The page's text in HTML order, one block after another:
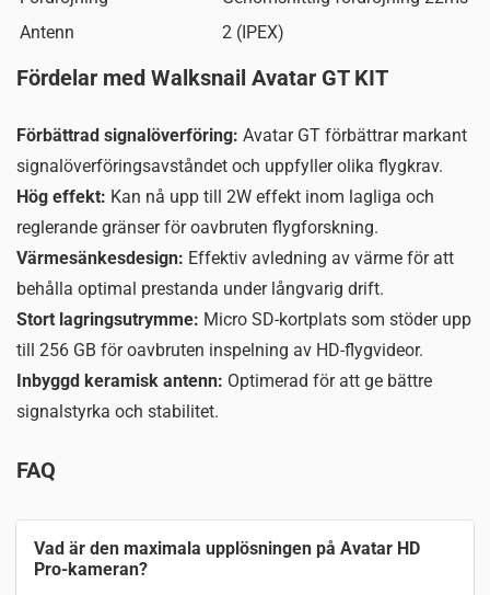
Antenn
2 (IPEX)
Fördelar med Walksnail Avatar GT KIT
Förbättrad signalöverföring: Avatar GT förbättrar markant
signalöverföringsavståndet och uppfyller olika flygkrav.
Hög effekt: Kan nå upp till 2W effekt inom lagliga och
reglerande gränser för oavbruten flygforskning.
Värmesänkesdesign: Effektiv avledning av värme för att
behålla optimal prestanda under långvarig drift.
Stort lagringsutrymme: Micro SD-kortplats som stöder upp
till 256 GB för oavbruten inspelning av HD-flygvideor.
Inbyggd keramisk antenn: Optimerad för att ge bättre
signalstyrka och stabilitet.
FAQ
Vad är den maximala upplösningen på Avatar HD
Pro-kameran?